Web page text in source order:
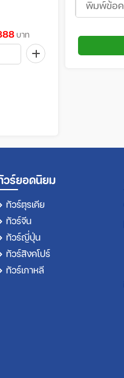
บาท
วร์ยอดนิยม
ทัวร์ตุรเคีย
ทัวร์จีน
ทัวร์ญี่ปุ่น
ทัวร์สิงคโปร์
ทัวร์เกาหลี